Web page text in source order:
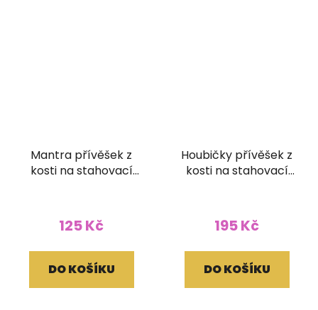
Mantra přívěšek z
kosti na stahovací
125 Kč
DO KOŠÍKU
Houbičky přívěšek z
kosti na stahovací
195 Kč
DO KOŠÍKU